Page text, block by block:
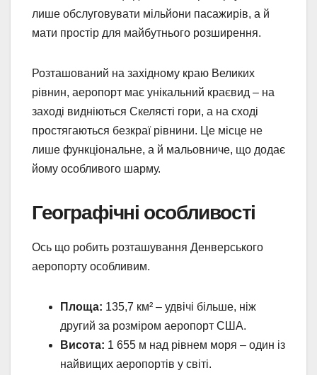
лише обслуговувати мільйони пасажирів, а й
мати простір для майбутнього розширення.
Розташований на західному краю Великих
рівнин, аеропорт має унікальний краєвид – на
заході видніються Скелясті гори, а на сході
простягаються безкраї рівнини. Це місце не
лише функціональне, а й мальовниче, що додає
йому особливого шарму.
Географічні особливості
Ось що робить розташування Денверського
аеропорту особливим.
Площа: 135,7 км² – удвічі більше, ніж
другий за розміром аеропорт США.
Висота: 1 655 м над рівнем моря – один із
найвищих аеропортів у світі.